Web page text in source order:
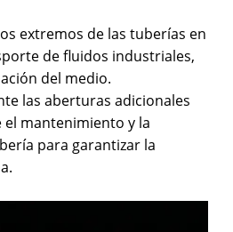
extremos de las tuberías en
de fluidos industriales,
del medio.
las aberturas adicionales
mantenimiento y la
para garantizar la